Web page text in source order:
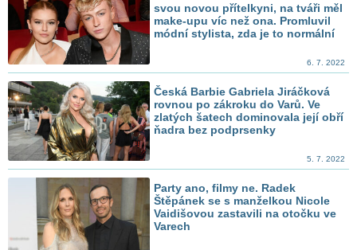
svou novou přítelkyni, na tváři měl
make-upu víc než ona. Promluvil
módní stylista, zda je to normální
6. 7. 2022
Česká Barbie Gabriela Jiráčková
rovnou po zákroku do Varů. Ve
zlatých šatech dominovala její obří
ňadra bez podprsenky
5. 7. 2022
Party ano, filmy ne. Radek
Štěpánek se s manželkou Nicole
Vaidišovou zastavili na otočku ve
Varech